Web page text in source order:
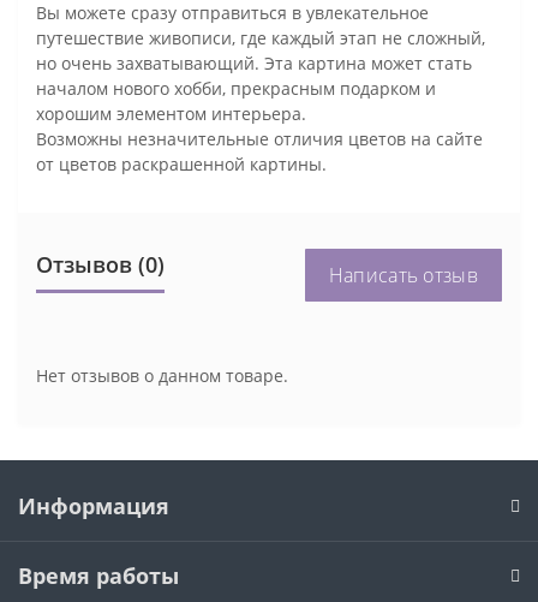
Вы можете сразу отправиться в увлекательное
путешествие живописи, где каждый этап не сложный,
но очень захватывающий. Эта картина может стать
началом нового хобби, прекрасным подарком и
хорошим элементом интерьера.
Возможны незначительные отличия цветов на сайте
от цветов раскрашенной картины.
Отзывов (0) Написать отзыв
Нет отзывов о данном товаре.
Информация
Время работы